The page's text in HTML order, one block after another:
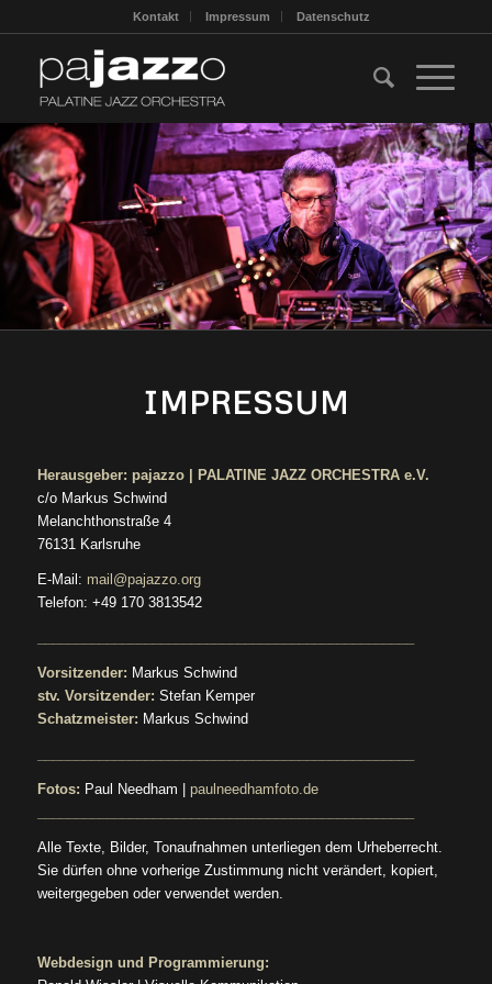
Kontakt Impressum Datenschutz
IMPRESSUM
Herausgeber: pajazzo | PALATINE JAZZ ORCHESTRA e.V.
c/o Markus Schwind
Melanchthonstraße 4
76131 Karlsruhe
E-Mail: mail@pajazzo.org
Telefon: +49 170 3813542
Vorsitzender: Markus Schwind
stv. Vorsitzender: Stefan Kemper
Schatzmeister: Markus Schwind
Fotos: Paul Needham | paulneedhamfoto.de
Alle Texte, Bilder, Tonaufnahmen unterliegen dem Urheberrecht.
Sie dürfen ohne vorherige Zustimmung nicht verändert, kopiert,
weitergegeben oder verwendet werden.
Webdesign und Programmierung: